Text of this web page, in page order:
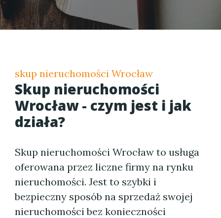
skup nieruchomości Wrocław
Skup nieruchomości
Wrocław - czym jest i jak
działa?
Skup nieruchomości Wrocław to usługa
oferowana przez liczne firmy na rynku
nieruchomości. Jest to szybki i
bezpieczny sposób na sprzedaż swojej
nieruchomości bez konieczności